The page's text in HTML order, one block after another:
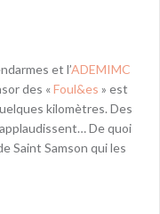
et l’ADEMIMC
des «Foul&es » est
kilomètres. Des
De quoi
Saint Samson qui les